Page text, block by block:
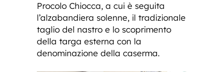
Procolo Chiocca, a cui è seguita
l’alzabandiera solenne, il tradizionale
taglio del nastro e lo scoprimento
della targa esterna con la
denominazione della caserma.